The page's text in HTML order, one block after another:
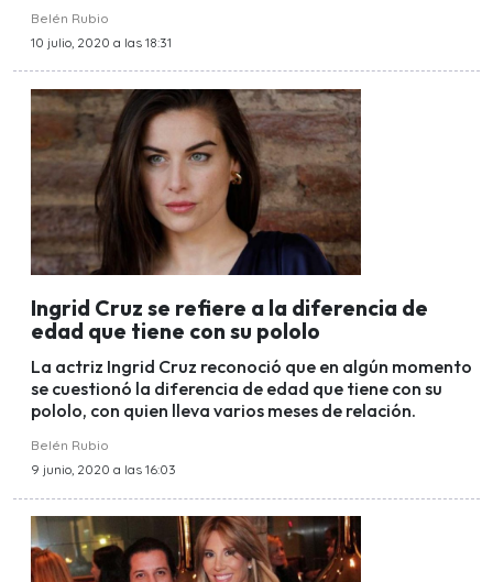
Belén Rubio
10 julio, 2020 a las 18:31
Ingrid Cruz se refiere a la diferencia de
edad que tiene con su pololo
La actriz Ingrid Cruz reconoció que en algún momento
se cuestionó la diferencia de edad que tiene con su
pololo, con quien lleva varios meses de relación.
Belén Rubio
9 junio, 2020 a las 16:03